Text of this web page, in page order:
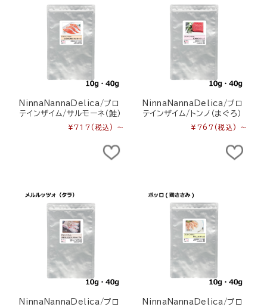
NinnaNannaDelica/プロ
テインザイム/サルモーネ（鮭）
¥717 (税込) ～
NinnaNannaDelica/プロ
テインザイム/トンノ（まぐろ）
¥767 (税込) ～
NinnaNannaDelica/プロ
NinnaNannaDelica/プロ